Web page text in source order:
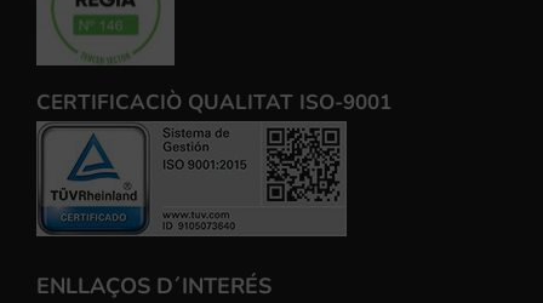
CERTIFICACIÒ QUALITAT ISO-9001
ENLLAÇOS D´INTERÉS